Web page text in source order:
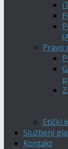
Pravo
Etički
Službeni
Kontakt